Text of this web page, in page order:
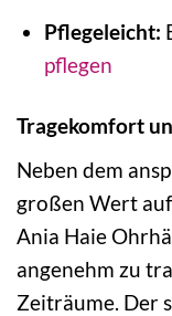
Pflegeleicht:
pflegen
Tragekomfort
Neben dem
großen Wert
Ania Haie
angenehm zu
Zeiträume. Der